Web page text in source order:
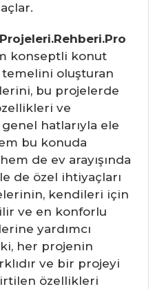
konseptli konut
oluşturan
bu projelerde
ve
hatlarıyla ele
bu konuda
de ev arayışında
de özel ihtiyaçları
kendileri için
ve en konforlu
yardımcı
her projenin
ve bir projeyi
özellikleri